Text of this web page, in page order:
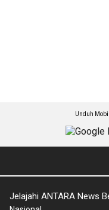
Unduh
Jelajahi ANTARA News